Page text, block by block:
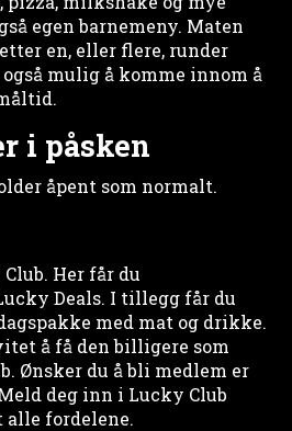
egen barnemeny. Maten
en, eller flere, runder
mulig å komme innom å
i påsken
åpent som normalt.
Her får du
Deals. I tillegg får du
med mat og drikke.
å få den billigere som
Ønsker du å bli medlem er
deg inn i Lucky Club
alle fordelene.